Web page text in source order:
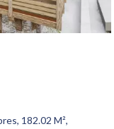
182.02 M²,